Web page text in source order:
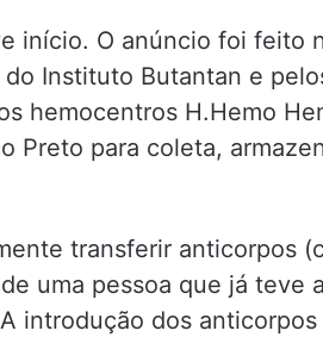
início. O anúncio foi feito
Instituto Butantan e
hemocentros H.Hemo
Preto para coleta,
transferir anticorpos
uma pessoa que já teve
introdução dos